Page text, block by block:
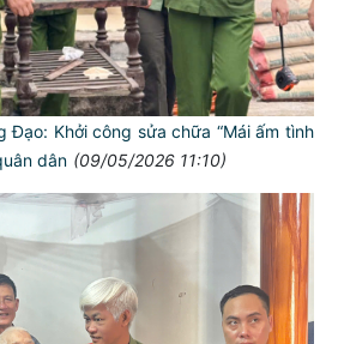
Đạo: Khởi công sửa chữa “Mái ấm tình
dân (09/05/2026 11:10)